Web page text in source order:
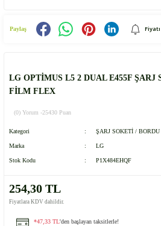
Paylaş
LG OPTİMUS L5 2 DUAL E455F
FİLM FLEX
(0) Yorum -25430 Puan
Kategori ŞARJ SOKETİ / BORDU
Marka LG
Stok Kodu P1X484EHQF
254,30 TL
Fiyatlara KDV dahildir.
*47,33 TL'den başlayan taksitlerle!